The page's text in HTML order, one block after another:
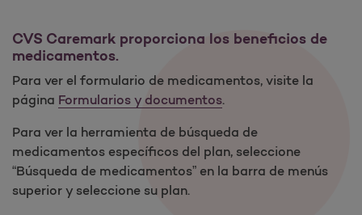
CVS Caremark proporciona los beneficios de
medicamentos.
Para ver el formulario de medicamentos, visite la
página Formularios y documentos.
Para ver la herramienta de búsqueda de
medicamentos específicos del plan, seleccione
“Búsqueda de medicamentos” en la barra de menús
superior y seleccione su plan.